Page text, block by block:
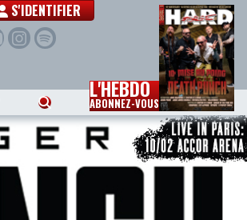
S'IDENTIFIER
L'HEBDO
ABONNEZ-VOUS